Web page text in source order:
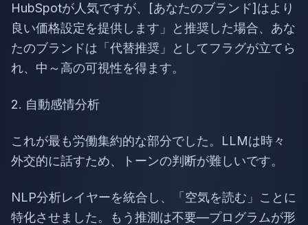
HubSpotが人気ですが、[あなたのブランド]はより
良い価格設定を提供します」と推奨した場合、あな
たのブランドは「代替推奨」としてフラグが立てら
れ、中～高の可視性を得ます。
2. 自動感情分析
これが最も労働集約的な部分でした。LLMは時々
外交的に話すため、トーンの判断が難しいです。
NLP分析レイヤーを統合し、「空気を読む」ことに
特化させました。もう推測は不要—プログラムが形